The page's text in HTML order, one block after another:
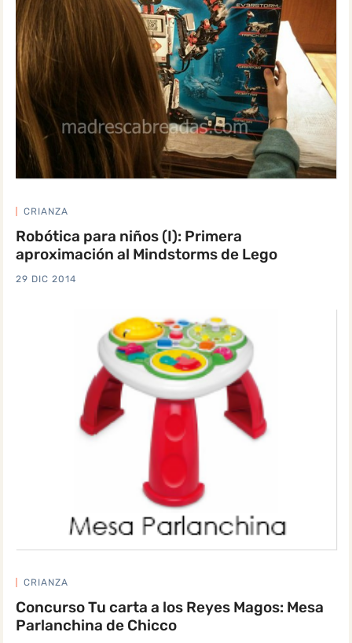
CRIANZA
Robótica para niños (I): Primera
aproximación al Mindstorms de Lego
29 DIC 2014
CRIANZA
Concurso Tu carta a los Reyes Magos: Mesa
Parlanchina de Chicco